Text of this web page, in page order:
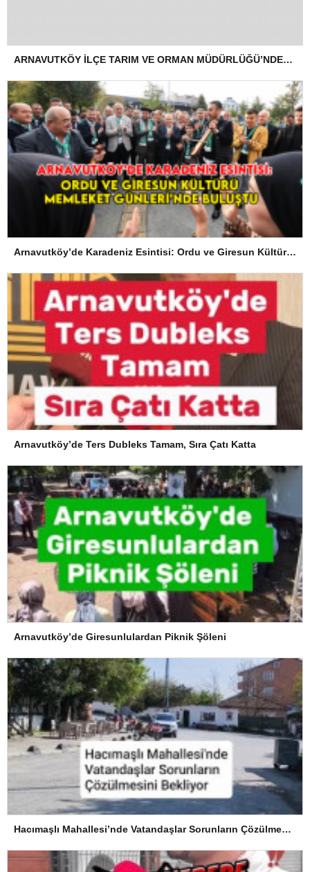
ARNAVUTKÖY İLÇE TARIM VE ORMAN MÜDÜRLÜĞÜ’NDEN İLANEN TEBLİGAT
Arnavutköy’de Karadeniz Esintisi: Ordu ve Giresun Kültürü Memleket Günleri’nde Buluştu
Arnavutköy’de Ters Dubleks Tamam, Sıra Çatı Katta
Arnavutköy’de Giresunlulardan Piknik Şöleni
Hacımaşlı Mahallesi’nde Vatandaşlar Sorunların Çözülmesini Bekliyor